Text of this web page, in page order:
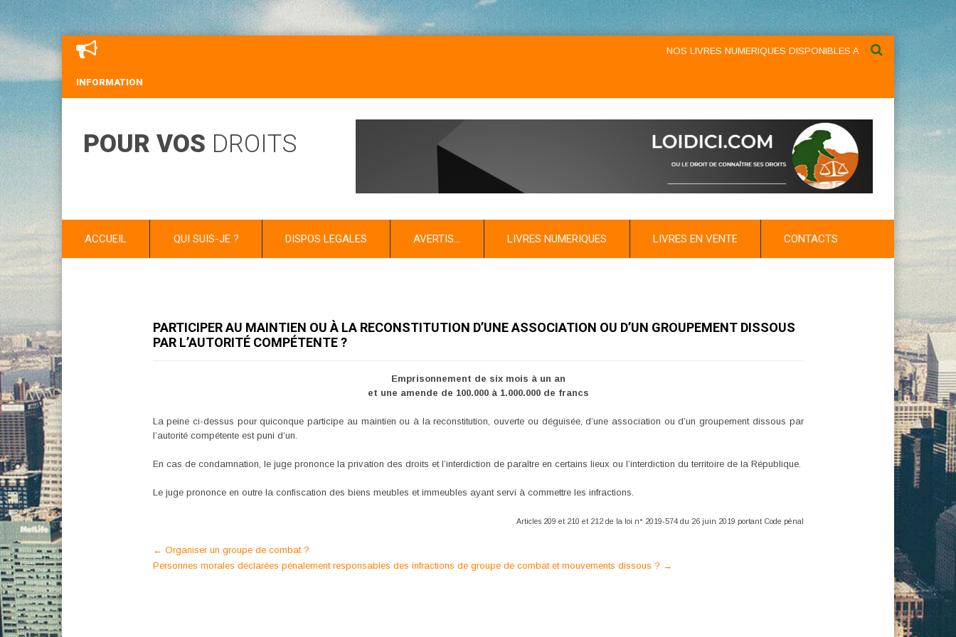
INFORMATION
NOS LIVRES NUMERIQUES DISPONIBLES AU NIVEAU DU MENU
POUR VOS DROITS
ACCUEIL QUI SUIS-JE ? DISPOS LEGALES AVERTIS… LIVRES NUMERIQUES LIVRES EN VENTE CONTACTS
PARTICIPER AU MAINTIEN OU À LA RECONSTITUTION D’UNE ASSOCIATION OU D’UN GROUPEMENT DISSOUS
PAR L’AUTORITÉ COMPÉTENTE ?
Emprisonnement de six mois à un an
et une amende de 100.000 à 1.000.000 de francs
La peine ci-dessus pour quiconque participe au maintien ou à la reconstitution, ouverte ou déguisée, d’une association ou d’un groupement dissous par
l’autorité compétente est puni d’un.
En cas de condamnation, le juge prononce la privation des droits et l’interdiction de paraître en certains lieux ou l’interdiction du territoire de la République.
Le juge prononce en outre la confiscation des biens meubles et immeubles ayant servi à commettre les infractions.
Articles 209 et 210 et 212 de la loi n° 2019-574 du 26 juin 2019 portant Code pénal
Post
navigation
← Organiser un groupe de combat ?
Personnes morales déclarées pénalement responsables des infractions de groupe de combat et mouvements dissous ? →